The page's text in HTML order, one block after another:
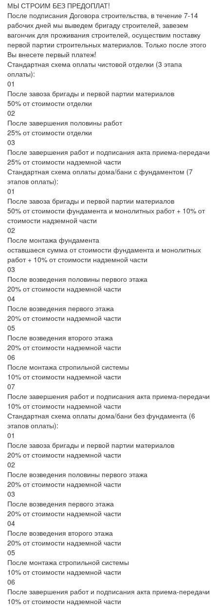
МЫ СТРОИМ БЕЗ ПРЕДОПЛАТ!
После подписания Договора строительства, в течение 7-14
рабочих дней мы выведем бригаду строителей, завезем
вагончик для проживания строителей, осуществим поставку
первой партии строительных материалов. Только после этого
Вы внесете первый платеж!
Стандартная схема оплаты чистовой отделки (3 этапа
оплаты):
01
После завоза бригады и первой партии материалов
50% от стоимости отделки
02
После завершения половины работ
25% от стоимости отделки
03
После завершения работ и подписания акта приема-передачи
25% от стоимости надземной части
Стандартная схема оплаты дома/бани с фундаментом (7
этапов оплаты):
01
После завоза бригады и первой партии материалов
50% от стоимости фундамента и монолитных работ + 10% от
стоимости надземной части
02
После монтажа фундамента
оставшаеся сумма от стоимости фундамента и монолитных
работ + 10% от стоимости надземной части
03
После возведения половины первого этажа
20% от стоимости надземной части
04
После возведения первого этажа
20% от стоимости надземной части
05
После возведения второго этажа
20% от стоимости надземной части
06
После монтажа стропильной системы
10% от стоимости надземной части
07
После завершения работ и подписания акта приема-передачи
10% от стоимости надземной части
Стандартная схема оплаты дома/бани без фундамента (6
этапов оплаты):
01
После завоза бригады и первой партии материалов
20% от стоимости надземной части
02
После возведения половины первого этажа
20% от стоимости надземной части
03
После возведения первого этажа
20% от стоимости надземной части
04
После возведения второго этажа
20% от стоимости надземной части
05
После монтажа стропильной системы
10% от стоимости надземной части
06
После завершения работ и подписания акта приема-передачи
10% от стоимости надземной части